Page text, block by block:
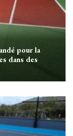
pour la
dans des